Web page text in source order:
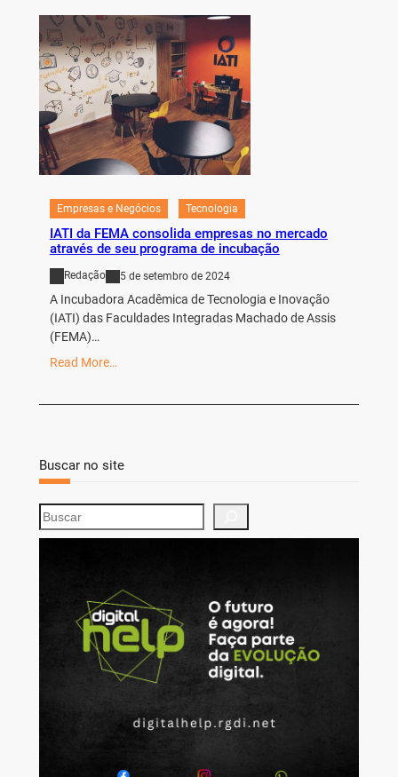
Empresas e Negócios Tecnologia
IATI da FEMA consolida empresas no mercado
através de seu programa de incubação
Redação 5 de setembro de 2024
A Incubadora Acadêmica de Tecnologia e Inovação
(IATI) das Faculdades Integradas Machado de Assis
(FEMA)…
Read More…
Buscar no site
S
e